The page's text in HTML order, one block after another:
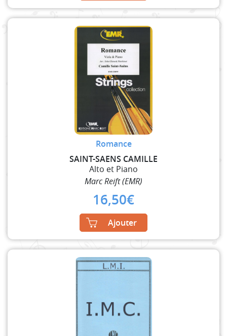
Romance
SAINT-SAENS CAMILLE
Alto et Piano
Marc Reift (EMR)
16,50€
Ajouter